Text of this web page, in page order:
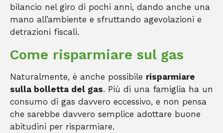
bilancio nel giro di pochi anni, dando anche una
mano all’ambiente e sfruttando agevolazioni e
detrazioni fiscali.
Come risparmiare sul gas
Naturalmente, è anche possibile risparmiare
sulla bolletta del gas. Più di una famiglia ha un
consumo di gas davvero eccessivo, e non pensa
che sarebbe davvero semplice adottare buone
abitudini per risparmiare.